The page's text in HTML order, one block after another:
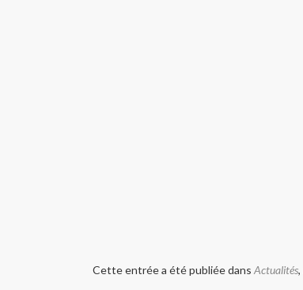
Cette entrée a été publiée dans Actualités,